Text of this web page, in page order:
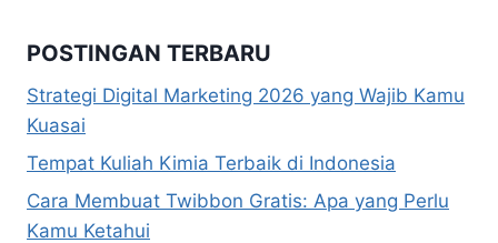
POSTINGAN TERBARU
Strategi Digital Marketing 2026 yang Wajib Kamu
Kuasai
Tempat Kuliah Kimia Terbaik di Indonesia
Cara Membuat Twibbon Gratis: Apa yang Perlu
Kamu Ketahui